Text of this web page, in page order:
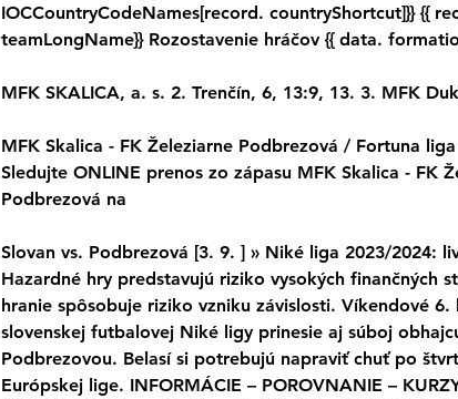
IOCCountryCodeNames[record. countryShortcut]}} {{
teamLongName}} Rozostavenie hráčov {{ data.
MFK SKALICA, a. s. 2. Trenčín, 6, 13:9, 13. 3. MFK
MFK Skalica - FK Železiarne Podbrezová / Fortuna
Sledujte ONLINE prenos zo zápasu MFK Skalica - FK
Podbrezová na
Slovan vs. Podbrezová [3. 9. ] » Niké liga 2023/2024:
Hazardné hry predstavujú riziko vysokých finančných
hranie spôsobuje riziko vzniku závislosti. Víkendové
slovenskej futbalovej Niké ligy prinesie aj súboj
Podbrezovou. Belasí si potrebujú napraviť chuť po
Európskej lige. INFORMÁCIE – POROVNANIE –